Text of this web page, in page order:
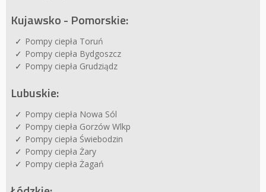
Kujawsko - Pomorskie:
Pompy ciepła Toruń
Pompy ciepła Bydgoszcz
Pompy ciepła Grudziądz
Lubuskie:
Pompy ciepła Nowa Sól
Pompy ciepła Gorzów Wlkp
Pompy ciepła Świebodzin
Pompy ciepła Żary
Pompy ciepła Żagań